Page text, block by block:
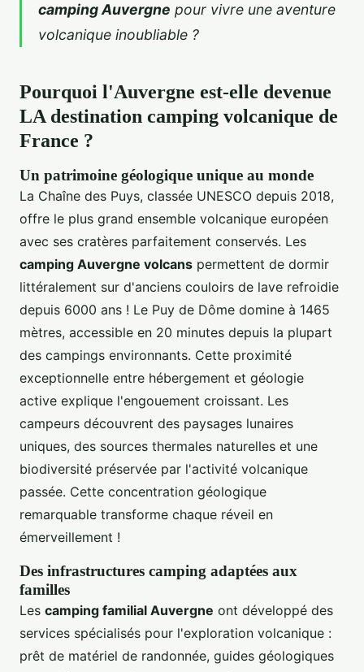
camping Auvergne pour vivre une aventure
volcanique inoubliable ?
Pourquoi l'Auvergne est-elle devenue
LA destination camping volcanique de
France ?
Un patrimoine géologique unique au monde
La Chaîne des Puys, classée UNESCO depuis 2018,
offre le plus grand ensemble volcanique européen
avec ses cratères parfaitement conservés. Les
camping Auvergne volcans permettent de dormir
littéralement sur d'anciens couloirs de lave refroidie
depuis 6000 ans ! Le Puy de Dôme domine à 1465
mètres, accessible en 20 minutes depuis la plupart
des campings environnants. Cette proximité
exceptionnelle entre hébergement et géologie
active explique l'engouement croissant. Les
campeurs découvrent des paysages lunaires
uniques, des sources thermales naturelles et une
biodiversité préservée par l'activité volcanique
passée. Cette concentration géologique
remarquable transforme chaque réveil en
émerveillement !
Des infrastructures camping adaptées aux
familles
Les camping familial Auvergne ont développé des
services spécialisés pour l'exploration volcanique :
prêt de matériel de randonnée, guides géologiques